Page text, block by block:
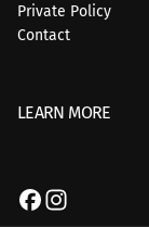
Private Policy
Contact
LEARN MORE